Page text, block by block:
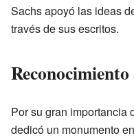
Sachs apoyó las ideas
través de sus escritos.
Por su gran importancia
dedicó un monumento